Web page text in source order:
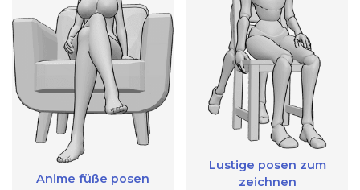
Anime füße posen
Lustige posen zum
zeichnen